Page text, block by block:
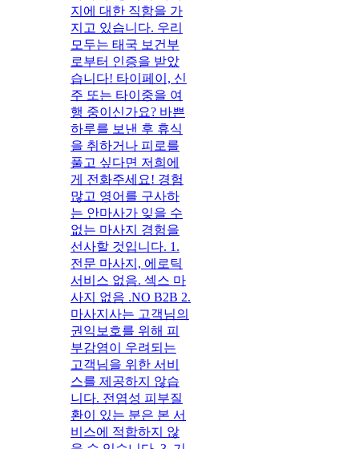
지에 대한 직함을 가
지고 있습니다. 우리
모두는 태국 보건부
로부터 인증을 받았
습니다! 타이페이, 신
주 또는 타이중을 여
행 중이신가요? 바쁜
하루를 보낸 후 휴식
을 취하거나 피로를
풀고 싶다면 저희에
게 전화주세요! 경험
많고 영어를 구사하
는 안마사가 잊을 수
없는 마사지 경험을
선사할 것입니다. 1.
전문 마사지, 에로틱
서비스 없음. 섹스 마
사지 없음 .NO B2B 2.
마사지사는 고객님의
권익보호를 위해 피
부감염이 우려되는
고객님을 위한 서비
스를 제공하지 않습
니다. 전염성 피부질
환이 있는 분은 본 서
비스에 적합하지 않